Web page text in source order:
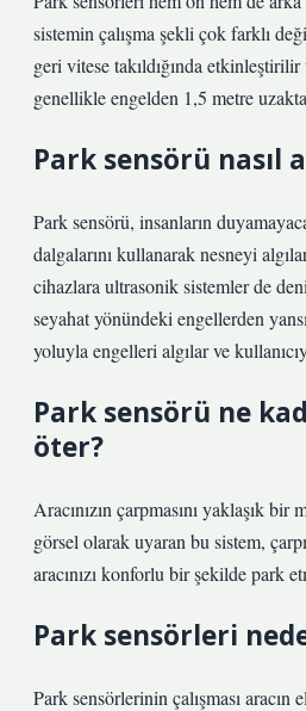
sistemin çalışma şekli çok farklı
geri vitese takıldığında
genellikle engelden 1,5 metre
Park sensörü nasıl
Park sensörü, insanların
dalgalarını kullanarak nesneyi
cihazlara ultrasonik sistemler de
seyahat yönündeki engellerden
yoluyla engelleri algılar ve
Park sensörü ne
öter?
Aracınızın çarpmasını yaklaşık bir
görsel olarak uyaran bu sistem,
aracınızı konforlu bir şekilde park
Park sensörleri
Park sensörlerinin çalışması aracın